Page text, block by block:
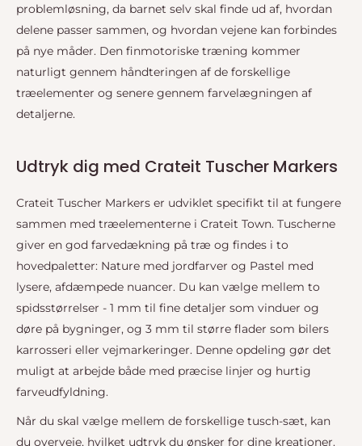
problemløsning, da barnet selv skal finde ud af, hvordan
delene passer sammen, og hvordan vejene kan forbindes
på nye måder. Den finmotoriske træning kommer
naturligt gennem håndteringen af de forskellige
træelementer og senere gennem farvelægningen af
detaljerne.
Udtryk dig med Crateit Tuscher Markers
Crateit Tuscher Markers er udviklet specifikt til at fungere
sammen med træelementerne i Crateit Town. Tuscherne
giver en god farvedækning på træ og findes i to
hovedpaletter: Nature med jordfarver og Pastel med
lysere, afdæmpede nuancer. Du kan vælge mellem to
spidsstørrelser - 1 mm til fine detaljer som vinduer og
døre på bygninger, og 3 mm til større flader som bilers
karrosseri eller vejmarkeringer. Denne opdeling gør det
muligt at arbejde både med præcise linjer og hurtig
farveudfyldning.
Når du skal vælge mellem de forskellige tusch-sæt, kan
du overveje, hvilket udtryk du ønsker for dine kreationer.